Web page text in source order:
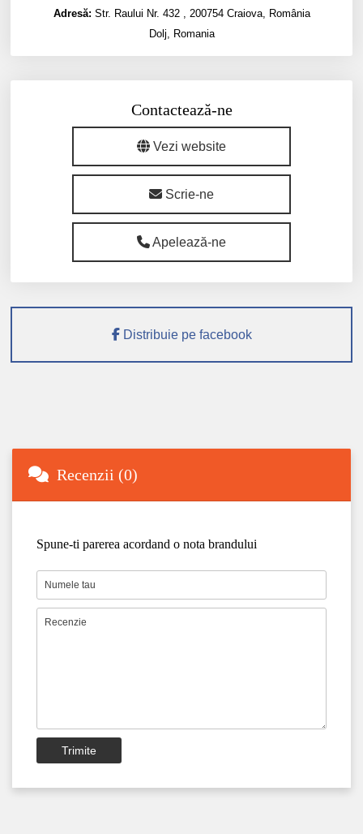
Adresă: Str. Raului Nr. 432 , 200754 Craiova, România
Dolj, Romania
Contactează-ne
Vezi website
Scrie-ne
Apelează-ne
Distribuie pe facebook
Recenzii (0)
Spune-ti parerea acordand o nota brandului
Trimite